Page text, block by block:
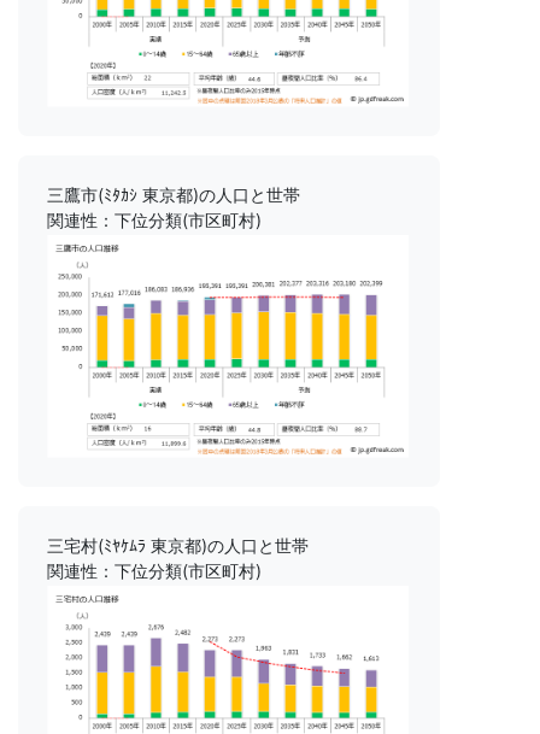
三鷹市(ﾐﾀｶｼ 東京都)の人口と世帯
関連性：下位分類(市区町村)
三宅村(ﾐﾔｹﾑﾗ 東京都)の人口と世帯
関連性：下位分類(市区町村)